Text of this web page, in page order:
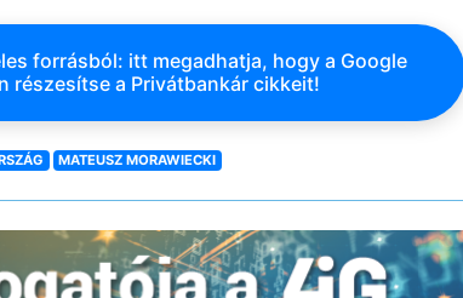
forrásból: itt megadhatja, hogy a Google
részesítse a Privátbankár cikkeit!
MATEUSZ MORAWIECKI